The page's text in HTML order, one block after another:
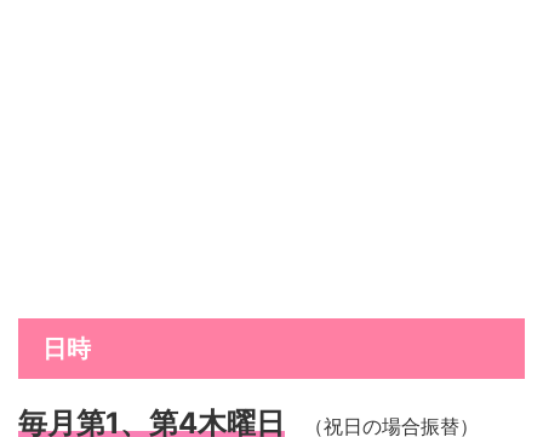
日時
毎月第1、第4木曜日 （祝日の場合振替）